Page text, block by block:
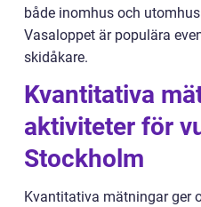
både inomhus och
Vasaloppet är populära
skidåkare.
Kvantitativa
aktiviteter för
Stockholm
Kvantitativa mätningar ger